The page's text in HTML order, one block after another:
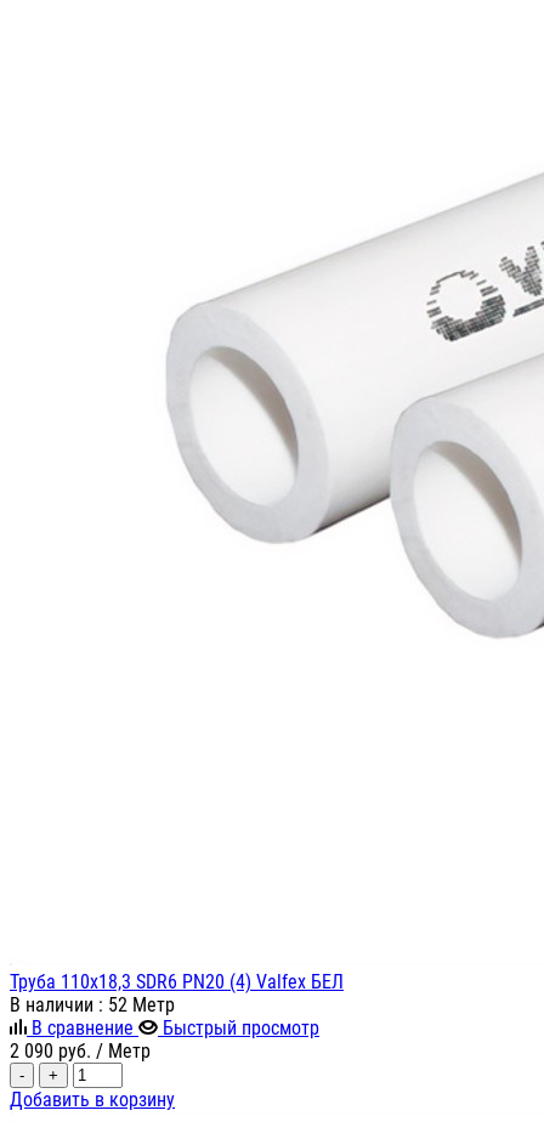
Труба 110х18,3 SDR6 PN20 (4) Valfex БЕЛ
В наличии : 52 Метр
В сравнение
Быстрый просмотр
2 090 руб. / Метр
- +
Добавить в корзину